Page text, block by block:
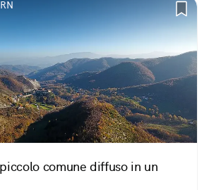
comune diffuso in un